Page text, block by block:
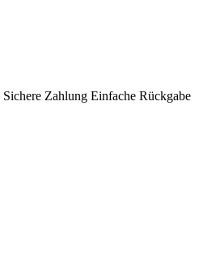
Sichere Zahlung Einfache Rückgabe